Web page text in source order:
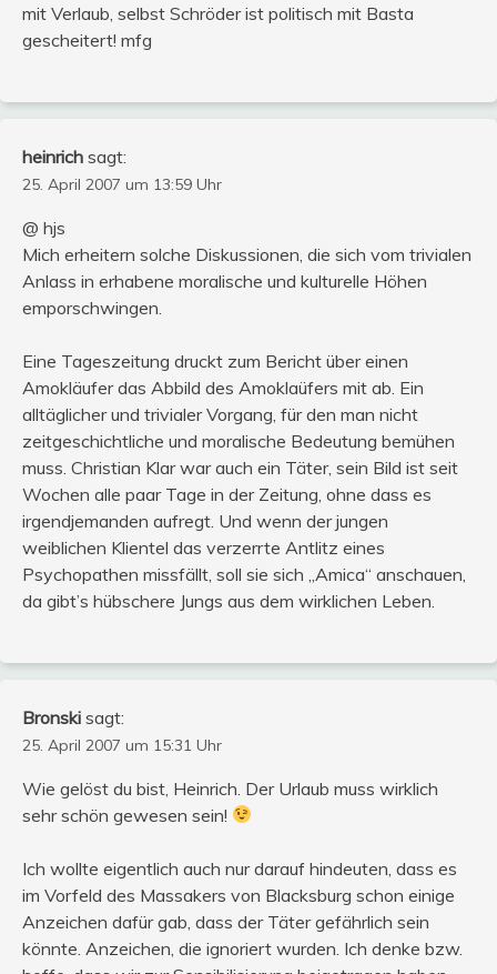
mit Verlaub, selbst Schröder ist politisch mit Basta
gescheitert! mfg
heinrich sagt:
25. April 2007 um 13:59 Uhr
@ hjs
Mich erheitern solche Diskussionen, die sich vom trivialen
Anlass in erhabene moralische und kulturelle Höhen
emporschwingen.
Eine Tageszeitung druckt zum Bericht über einen
Amokläufer das Abbild des Amoklaüfers mit ab. Ein
alltäglicher und trivialer Vorgang, für den man nicht
zeitgeschichtliche und moralische Bedeutung bemühen
muss. Christian Klar war auch ein Täter, sein Bild ist seit
Wochen alle paar Tage in der Zeitung, ohne dass es
irgendjemanden aufregt. Und wenn der jungen
weiblichen Klientel das verzerrte Antlitz eines
Psychopathen missfällt, soll sie sich „Amica“ anschauen,
da gibt’s hübschere Jungs aus dem wirklichen Leben.
Bronski sagt:
25. April 2007 um 15:31 Uhr
Wie gelöst du bist, Heinrich. Der Urlaub muss wirklich
sehr schön gewesen sein!
Ich wollte eigentlich auch nur darauf hindeuten, dass es
im Vorfeld des Massakers von Blacksburg schon einige
Anzeichen dafür gab, dass der Täter gefährlich sein
könnte. Anzeichen, die ignoriert wurden. Ich denke bzw.